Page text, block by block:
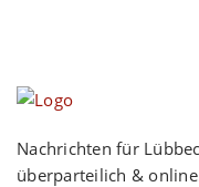
Nachrichten für
überparteilich &